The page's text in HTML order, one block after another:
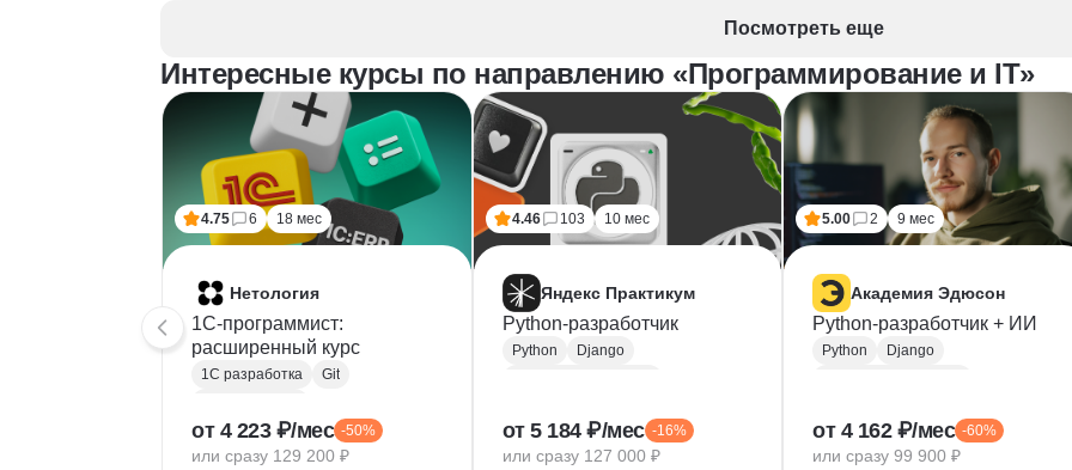
Посмотреть еще
Интересные курсы по направлению «Программирование и IT»
4.75 6 18 мес
Нетология
1C-программист:
расширенный курс
1С разработка
Git
1С:Бухгалтерия
Google Таблицы
Eclipse
от 4 223 ₽/мес -50%
или сразу 129 200 ₽
4.46 103 10 мес
Яндекс Практикум
Python-разработчик
Python
Django
Docker
Flask
CI / CD
от 5 184 ₽/мес -16%
или сразу 127 000 ₽
5.00 2 9 мес
Академия Эдюсон
Python-разработчик + ИИ
Python
Django
Flask
от 4 162 ₽/мес -60%
или сразу 99 900 ₽